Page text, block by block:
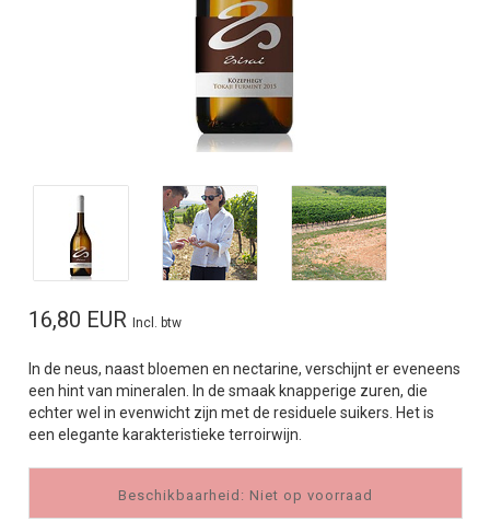
16,80 EUR Incl. btw
In de neus, naast bloemen en nectarine, verschijnt er eveneens
een hint van mineralen. In de smaak knapperige zuren, die
echter wel in evenwicht zijn met de residuele suikers. Het is
een elegante karakteristieke terroirwijn.
Beschikbaarheid: Niet op voorraad